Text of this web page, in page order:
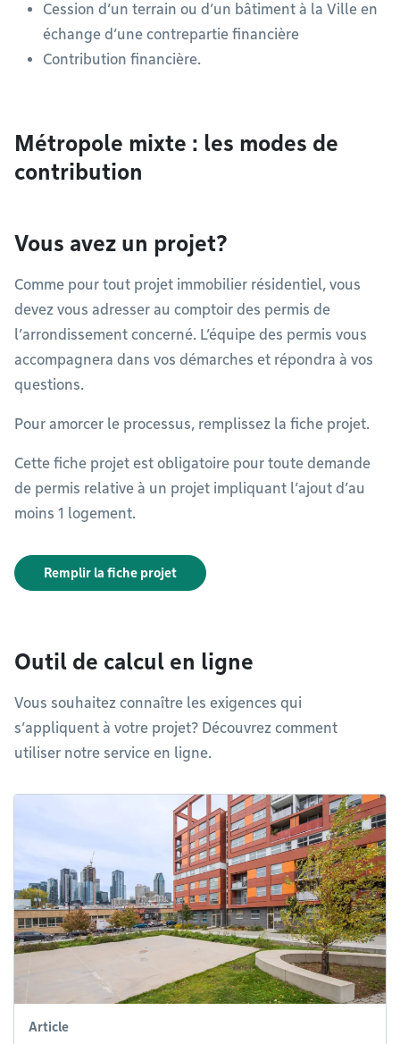
Cession d’un terrain ou d’un bâtiment à la Ville en
échange d’une contrepartie financière
Contribution financière.
Métropole mixte : les modes de
contribution
Vous avez un projet?
Comme pour tout projet immobilier résidentiel, vous
devez vous adresser au comptoir des permis de
l’arrondissement concerné. L’équipe des permis vous
accompagnera dans vos démarches et répondra à vos
questions.
Pour amorcer le processus, remplissez la fiche projet.
Cette fiche projet est obligatoire pour toute demande
de permis relative à un projet impliquant l’ajout d’au
moins 1 logement.
Remplir la fiche projet
Outil de calcul en ligne
Vous souhaitez connaître les exigences qui
s’appliquent à votre projet? Découvrez comment
utiliser notre service en ligne.
Article